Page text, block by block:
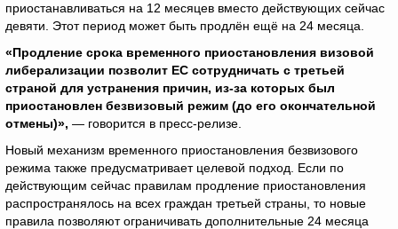
приостанавливаться на 12 месяцев вместо действующих сейчас
девяти. Этот период может быть продлён ещё на 24 месяца.
«Продление срока временного приостановления визовой
либерализации позволит ЕС сотрудничать с третьей
страной для устранения причин, из-за которых был
приостановлен безвизовый режим (до его окончательной
отмены)», — говорится в пресс-релизе.
Новый механизм временного приостановления безвизового
режима также предусматривает целевой подход. Если по
действующим сейчас правилам продление приостановления
распространялось на всех граждан третьей страны, то новые
правила позволяют ограничивать дополнительные 24 месяца